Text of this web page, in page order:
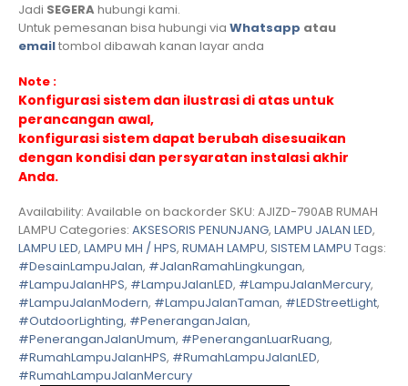
Jadi SEGERAhubungi kami.
Untuk pemesanan bisa hubungi via Whatsapp atau
emailtombol dibawah kanan layar anda
Note :
Konfigurasi sistem dan ilustrasi di atas untuk
perancangan awal,
konfigurasi sistem dapat berubah disesuaikan
dengan kondisi dan persyaratan instalasi akhir
Anda.
Availability: Available on backorder SKU: AJIZD-790AB RUMAH
LAMPU Categories: AKSESORIS PENUNJANG, LAMPU JALAN LED,
LAMPU LED, LAMPU MH / HPS, RUMAH LAMPU, SISTEM LAMPU Tags:
#DesainLampuJalan, #JalanRamahLingkungan,
#LampuJalanHPS, #LampuJalanLED, #LampuJalanMercury,
#LampuJalanModern, #LampuJalanTaman, #LEDStreetLight,
#OutdoorLighting, #PeneranganJalan,
#PeneranganJalanUmum, #PeneranganLuarRuang,
#RumahLampuJalanHPS, #RumahLampuJalanLED,
#RumahLampuJalanMercury